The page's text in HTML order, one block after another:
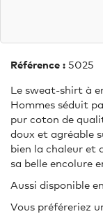
Référence : 5025
Le sweat-shirt à
Hommes séduit
pur coton de
doux et agréable
bien la chaleur et
sa belle encolure
Aussi disponible
Vous préféreriez